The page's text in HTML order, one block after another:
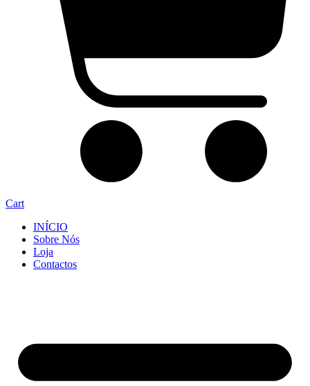
Cart
INÍCIO
Sobre Nós
Loja
Contactos